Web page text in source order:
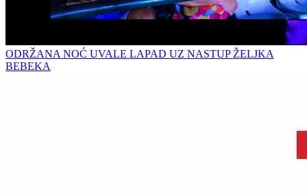
ODRŽANA NOĆ UVALE LAPAD UZ NASTUP ŽELJKA
BEBEKA